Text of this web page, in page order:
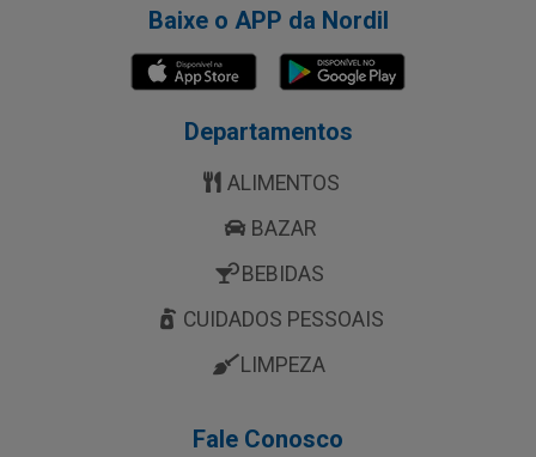
Baixe o APP da Nordil
Departamentos
ALIMENTOS
BAZAR
BEBIDAS
CUIDADOS PESSOAIS
LIMPEZA
Fale Conosco